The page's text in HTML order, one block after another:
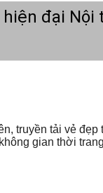
đại Nội
truyền tải vẻ
gian thời